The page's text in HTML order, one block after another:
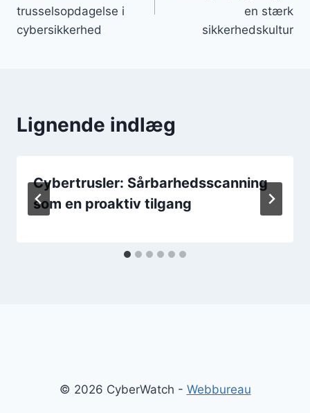
trusselsopdagelse i
cybersikkerhed
en stærk
sikkerhedskultur
Lignende indlæg
Cybertrusler: Sårbarhedsscanning
som en proaktiv tilgang
© 2026 CyberWatch - Webbureau